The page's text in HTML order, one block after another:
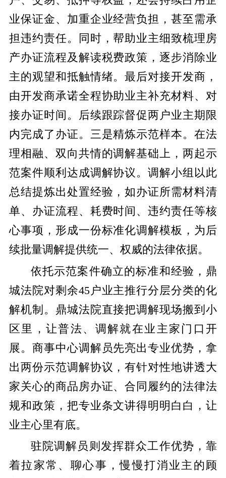
业保证金、加重企业经营负担，甚至需承
担违约责任。同时，帮助业主细致梳理房
产办证流程及解读税费政策，逐步消除业
主的观望和抵触情绪。最后对接开发商，
由开发商承诺全程协助业主补充材料、对
接办证时间。后续跟踪督促两户业主期限
内完成了办证。 三是精炼示范样本。在法
理相融、双向共情的调解基础上，两起示
范案件顺利达成调解协议。调解小组以此
总结提炼出处置经验，如办证所需材料清
单、办证流程、耗费时间、违约责任等核
心事项，形成一份标准化调解模板，为后
续批量调解提供统一、权威的法律依据。
依托示范案件确立的标准和经验，鼎
城法院对剩余45户业主推行分层分类的化
解机制。 鼎城法院直接把调解现场搬到小
区里，让普法、调解就在业主家门口开
展。 商事中心调解员先亮出专业优势，拿
出两份示范调解协议，有针对性地讲透大
家关心的商品房办证、合同履约的法律法
规和政策，把专业条文讲得明明白白，让
业主心里有底。
驻院调解员 则发挥群众工作优势，靠
着拉家常、聊心事，慢慢打消业主的顾